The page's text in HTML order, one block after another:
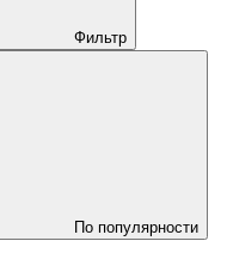
Фильтр
По популярности